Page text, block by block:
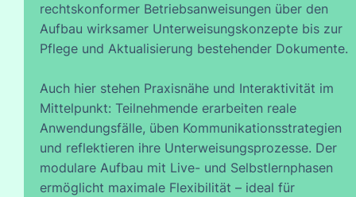
rechtskonformer Betriebsanweisungen über den
Aufbau wirksamer Unterweisungskonzepte bis zur
Pflege und Aktualisierung bestehender Dokumente.
Auch hier stehen Praxisnähe und Interaktivität im
Mittelpunkt: Teilnehmende erarbeiten reale
Anwendungsfälle, üben Kommunikationsstrategien
und reflektieren ihre Unterweisungsprozesse. Der
modulare Aufbau mit Live- und Selbstlernphasen
ermöglicht maximale Flexibilität – ideal für